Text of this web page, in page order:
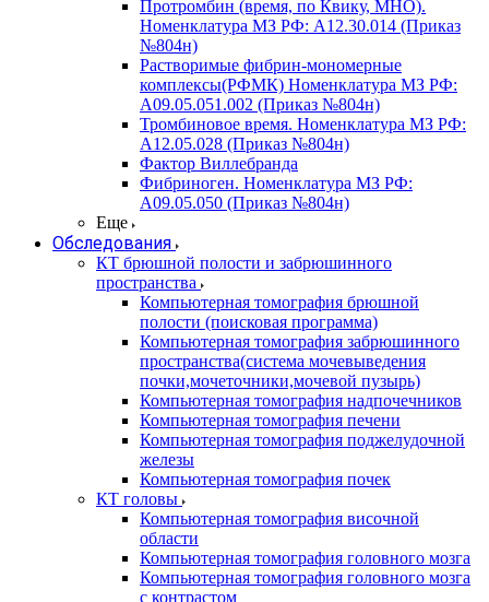
Протромбин (время, по Квику, МНО).
Номенклатура МЗ РФ: A12.30.014 (Приказ
№804н)
Растворимые фибрин-мономерные
комплексы(РФМК) Номенклатура МЗ РФ:
A09.05.051.002 (Приказ №804н)
Тромбиновое время. Номенклатура МЗ РФ:
A12.05.028 (Приказ №804н)
Фактор Виллебранда
Фибриноген. Номенклатура МЗ РФ:
A09.05.050 (Приказ №804н)
Еще
Обследования
КТ брюшной полости и забрюшинного
пространства
Компьютерная томография брюшной
полости (поисковая программа)
Компьютерная томография забрюшинного
пространства(система мочевыведения
почки,мочеточники,мочевой пузырь)
Компьютерная томография надпочечников
Компьютерная томография печени
Компьютерная томография поджелудочной
железы
Компьютерная томография почек
КТ головы
Компьютерная томография височной
области
Компьютерная томография головного мозга
Компьютерная томография головного мозга
с контрастом